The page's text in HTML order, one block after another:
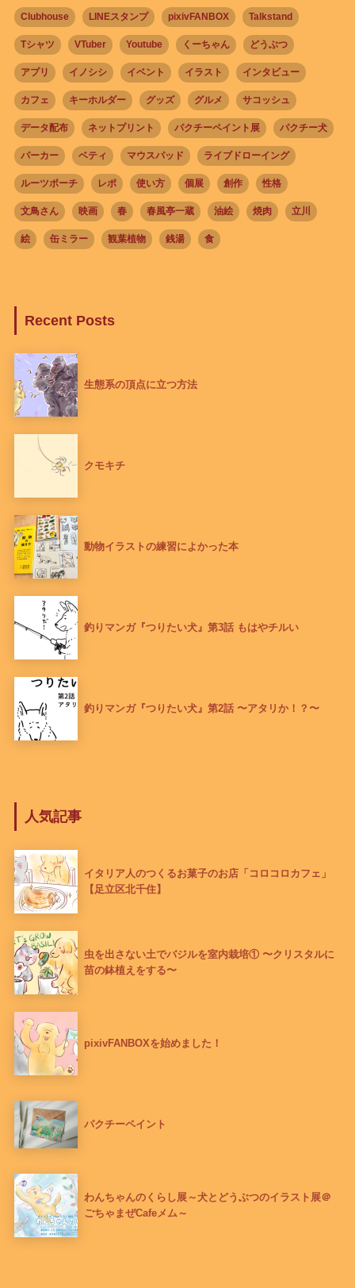
Clubhouse LINEスタンプ pixivFANBOX Talkstand
Tシャツ VTuber Youtube くーちゃん どうぶつ
アプリ イノシシ イベント イラスト インタビュー
カフェ キーホルダー グッズ グルメ サコッシュ
データ配布 ネットプリント パクチーペイント展 パクチー犬
パーカー ベティ マウスパッド ライブドローイング
ルーツポーチ レポ 使い方 個展 創作 性格
文鳥さん 映画 春 春風亭一蔵 油絵 焼肉 立川
絵 缶ミラー 観葉植物 銭湯 食
Recent Posts
生態系の頂点に立つ方法
クモキチ
動物イラストの練習によかった本
釣りマンガ『つりたい犬』第3話 もはやチルい
釣りマンガ『つりたい犬』第2話 〜アタリか！？〜
人気記事
イタリア人のつくるお菓子のお店「コロコロカフェ」
【足立区北千住】
虫を出さない土でバジルを室内栽培① 〜クリスタルに
苗の鉢植えをする〜
pixivFANBOXを始めました！
パクチーペイント
わんちゃんのくらし展～犬とどうぶつのイラスト展＠
ごちゃまぜCafeメム～